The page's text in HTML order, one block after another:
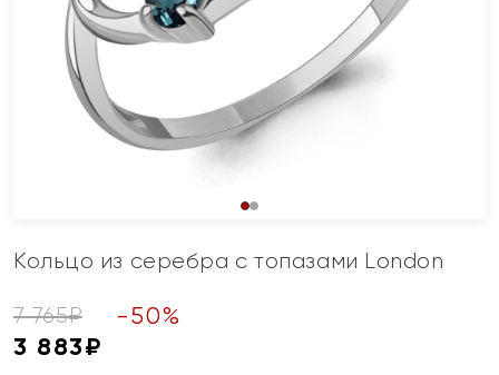
Кольцо из серебра с топазами London
7 765₽ -50%
3 883₽